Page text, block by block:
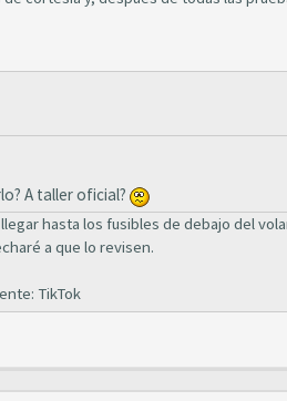
A taller oficial?
hasta los fusibles de debajo del
a que lo revisen.
TikTok